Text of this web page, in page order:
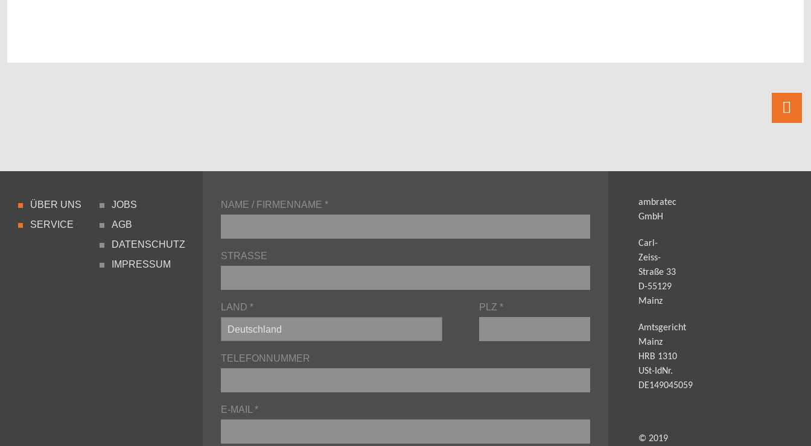
ÜBER UNS
SERVICE
JOBS
AGB
DATENSCHUTZ
IMPRESSUM
NAME / FIRMENNAME *
STRASSE
LAND * PLZ *
TELEFONNUMMER
E-MAIL *
ambratec
GmbH
Carl-
Zeiss-
Straße 33
D-55129
Mainz
Amtsgericht
Mainz
HRB 1310
USt-IdNr.
DE149045059
© 2019